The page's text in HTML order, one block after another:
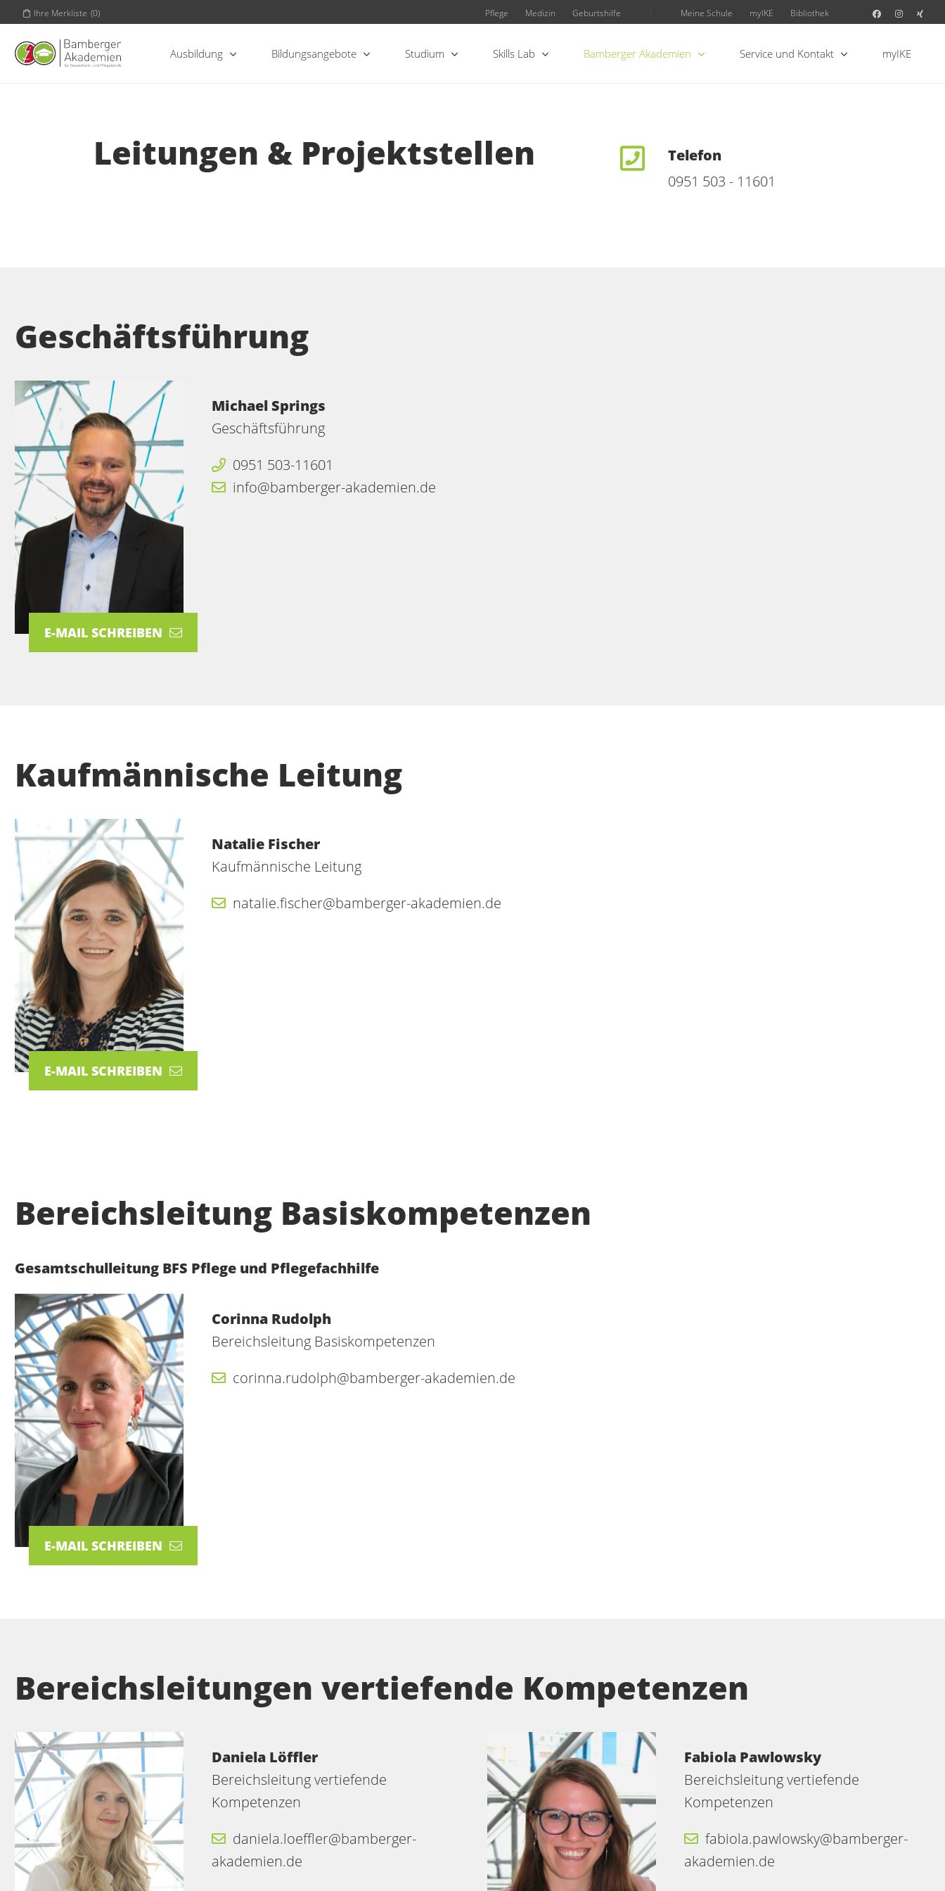
Ihre Merkliste (0) Pflege Medizin Geburtshilfe Meine Schule myIKE Bibliothek
Ausbildung Bildungsangebote Studium Skills Lab Bamberger Akademien Service und Kontakt myIKE
Leitungen & Projektstellen
Telefon
0951 503 - 11601
Geschäftsführung
E-MAIL SCHREIBEN
Michael Springs
Geschäftsführung
0951 503-11601
info@bamberger-akademien.de
Kaufmännische Leitung
E-MAIL SCHREIBEN
Natalie Fischer
Kaufmännische Leitung
natalie.fischer@bamberger-akademien.de
Bereichsleitung Basiskompetenzen
Gesamtschulleitung BFS Pflege und Pflegefachhilfe
E-MAIL SCHREIBEN
Corinna Rudolph
Bereichsleitung Basiskompetenzen
corinna.rudolph@bamberger-akademien.de
Bereichsleitungen vertiefende Kompetenzen
Daniela Löffler
Bereichsleitung vertiefende
Kompetenzen
daniela.loeffler@bamberger-
akademien.de
Fabiola Pawlowsky
Bereichsleitung vertiefende
Kompetenzen
fabiola.pawlowsky@bamberger-
akademien.de